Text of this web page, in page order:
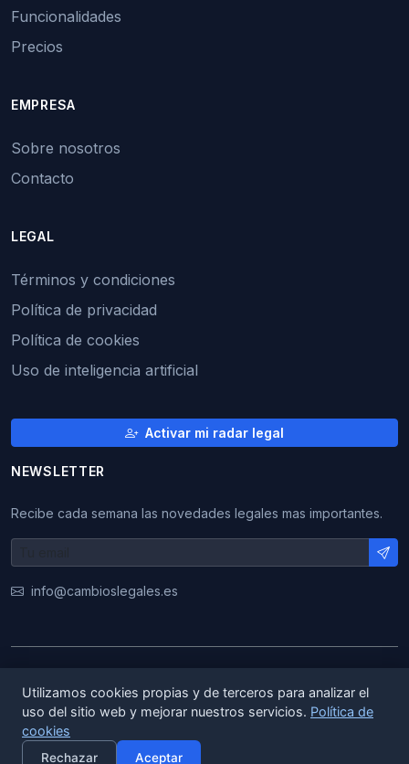
Funcionalidades
Precios
EMPRESA
Sobre nosotros
Contacto
LEGAL
Términos y condiciones
Política de privacidad
Política de cookies
Uso de inteligencia artificial
Activar mi radar legal
NEWSLETTER
Recibe cada semana las novedades legales mas importantes.
info@cambioslegales.es
reservados.
ES|EN
Utilizamos cookies propias y de terceros para analizar el
uso del sitio web y mejorar nuestros servicios. Política de
cookies
Rechazar Aceptar